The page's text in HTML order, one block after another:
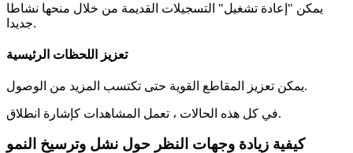
يمكن "إعادة تشغيل" التسجيلات القديمة من خلال منحها نشاطا
جديدا.
تعزيز اللحظات الرئيسية
يمكن تعزيز المقاطع القوية حتى تكتسب المزيد من الوصول.
في كل هذه الحالات ، تعمل المشاهدات كإشارة انطلاق.
كيفية زيادة وجهات النظر حول نشل وترسيخ النمو